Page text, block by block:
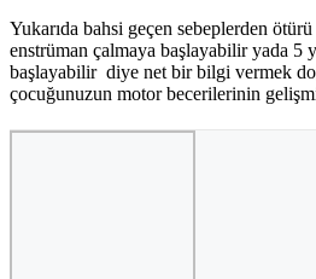
Yukarıda bahsi geçen sebeplerden
enstrüman çalmaya başlayabilir yada 5
başlayabilir diye net bir bilgi vermek
çocuğunuzun motor becerilerinin